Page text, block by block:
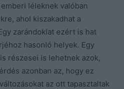
léleknek valóban
ahol kiszakadhat a
zarándoklat ezért is hat
hasonló helyek. Egy
részesei is lehetnek azok,
azonban az, hogy ez
az ott tapasztaltak